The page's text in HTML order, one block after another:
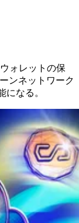
ォレットの保
ンネットワーク
になる。